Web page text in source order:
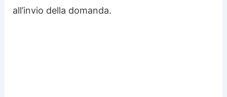
all’invio della domanda.